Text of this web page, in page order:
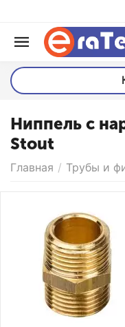
Ниппель с
Stout
Главная / Трубы и